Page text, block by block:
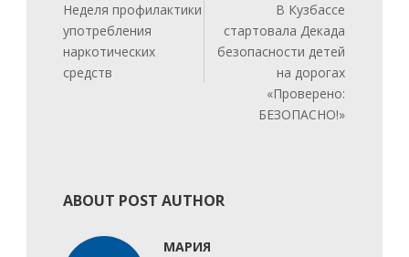
Неделя профилактики
употребления
наркотических
средств
В Кузбассе
стартовала Декада
безопасности детей
на дорогах
«Проверено:
БЕЗОПАСНО!»
ABOUT POST AUTHOR
МАРИЯ